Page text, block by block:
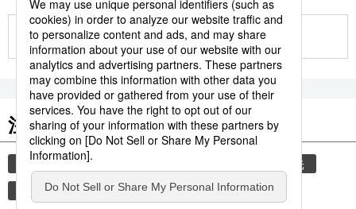
もっと見る
注目のキーワード
共同通信ニュース
観光
気象庁
旅 地震 津波 熊本